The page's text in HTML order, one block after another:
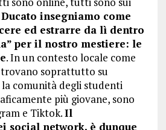
insegniamo come
ed estrarre da lì dentro
per il nostro mestiere: le
. In un contesto locale come
soprattutto su
comunità degli studenti
più giovane, sono
e Tiktok.Il
social network, è dunque